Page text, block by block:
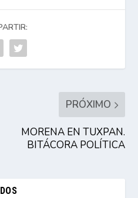
PRÓXIMO
MORENA EN TUXPAN.
BITÁCORA POLÍTICA